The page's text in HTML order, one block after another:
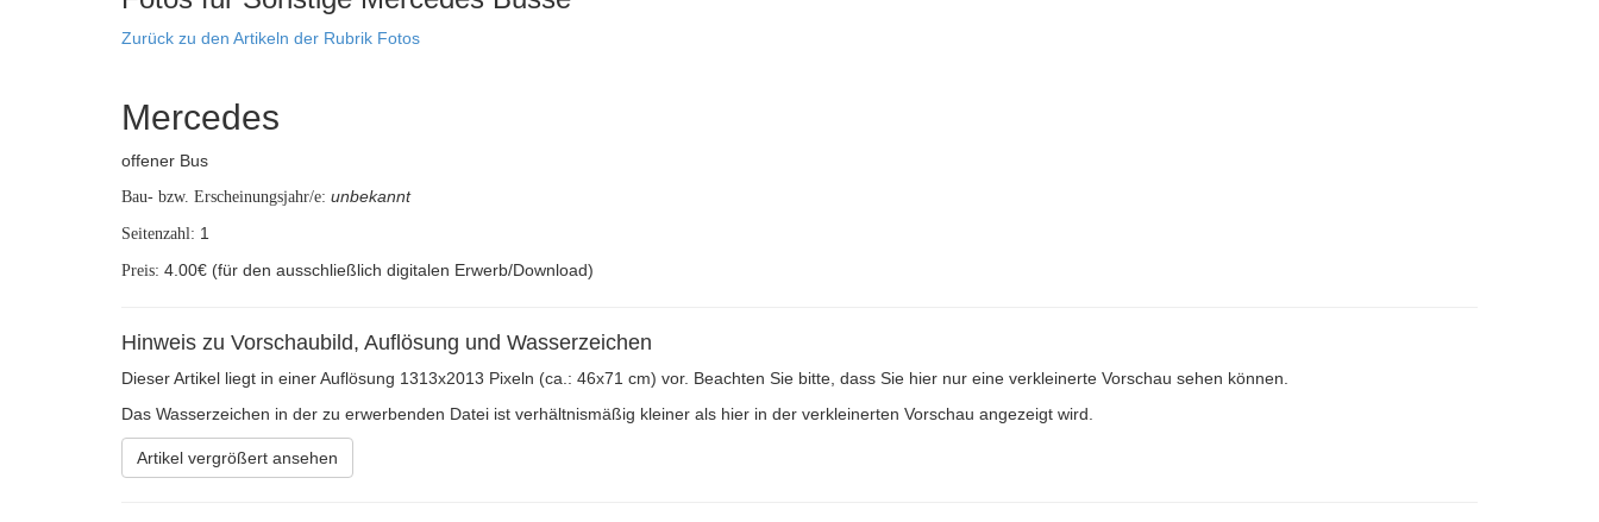
Zurück zu den Artikeln der Rubrik Fotos
Mercedes
offener Bus
Bau- bzw. Erscheinungsjahr/e: unbekannt
Seitenzahl: 1
Preis: 4.00€ (für den ausschließlich digitalen Erwerb/Download)
Hinweis zu Vorschaubild, Auflösung und Wasserzeichen
Dieser Artikel liegt in einer Auflösung 1313x2013 Pixeln (ca.: 46x71 cm) vor. Beachten Sie bitte, dass Sie hier nur eine verkleinerte Vorschau sehen können.
Das Wasserzeichen in der zu erwerbenden Datei ist verhältnismäßig kleiner als hier in der verkleinerten Vorschau angezeigt wird.
Artikel vergrößert ansehen